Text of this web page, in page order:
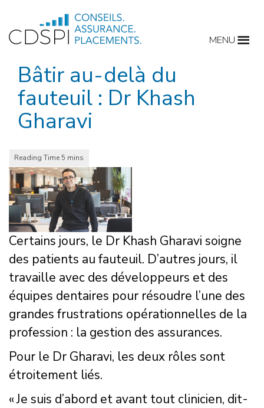
content
MENU
Bâtir au-delà du
fauteuil : Dr Khash
Gharavi
Certains jours, le Dr Khash Gharavi soigne
des patients au fauteuil. D’autres jours, il
travaille avec des développeurs et des
équipes dentaires pour résoudre l’une des
grandes frustrations opérationnelles de la
profession : la gestion des assurances.
Pour le Dr Gharavi, les deux rôles sont
étroitement liés.
« Je suis d’abord et avant tout clinicien, dit-